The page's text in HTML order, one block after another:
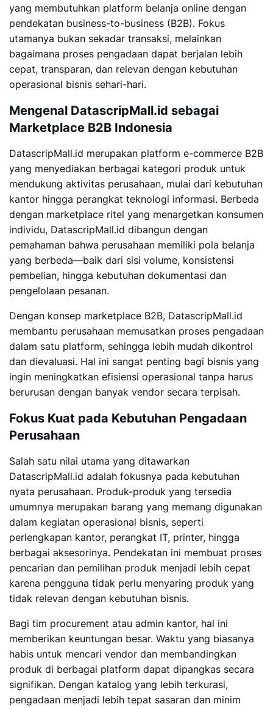
yang membutuhkan platform belanja online dengan
pendekatan business-to-business (B2B). Fokus
utamanya bukan sekadar transaksi, melainkan
bagaimana proses pengadaan dapat berjalan lebih
cepat, transparan, dan relevan dengan kebutuhan
operasional bisnis sehari-hari.
Mengenal DatascripMall.id sebagai
Marketplace B2B Indonesia
DatascripMall.id merupakan platform e-commerce B2B
yang menyediakan berbagai kategori produk untuk
mendukung aktivitas perusahaan, mulai dari kebutuhan
kantor hingga perangkat teknologi informasi. Berbeda
dengan marketplace ritel yang menargetkan konsumen
individu, DatascripMall.id dibangun dengan
pemahaman bahwa perusahaan memiliki pola belanja
yang berbeda—baik dari sisi volume, konsistensi
pembelian, hingga kebutuhan dokumentasi dan
pengelolaan pesanan.
Dengan konsep marketplace B2B, DatascripMall.id
membantu perusahaan memusatkan proses pengadaan
dalam satu platform, sehingga lebih mudah dikontrol
dan dievaluasi. Hal ini sangat penting bagi bisnis yang
ingin meningkatkan efisiensi operasional tanpa harus
berurusan dengan banyak vendor secara terpisah.
Fokus Kuat pada Kebutuhan Pengadaan
Perusahaan
Salah satu nilai utama yang ditawarkan
DatascripMall.id adalah fokusnya pada kebutuhan
nyata perusahaan. Produk-produk yang tersedia
umumnya merupakan barang yang memang digunakan
dalam kegiatan operasional bisnis, seperti
perlengkapan kantor, perangkat IT, printer, hingga
berbagai aksesorinya. Pendekatan ini membuat proses
pencarian dan pemilihan produk menjadi lebih cepat
karena pengguna tidak perlu menyaring produk yang
tidak relevan dengan kebutuhan bisnis.
Bagi tim procurement atau admin kantor, hal ini
memberikan keuntungan besar. Waktu yang biasanya
habis untuk mencari vendor dan membandingkan
produk di berbagai platform dapat dipangkas secara
signifikan. Dengan katalog yang lebih terkurasi,
pengadaan menjadi lebih tepat sasaran dan minim